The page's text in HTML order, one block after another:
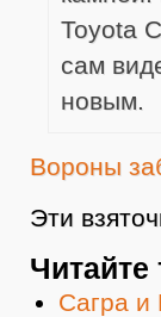
Toyota
сам
новым.
Вороны
Эти
Читайте
Сагра и